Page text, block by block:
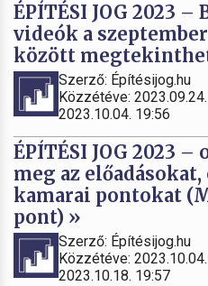
ÉPÍTÉSI JOG 2023 –
videók a
között
Szerző: Építésijog.hu
Közzétéve:
2023.10.04. 19:56
ÉPÍTÉSI JOG 2023
meg az előadásokat,
kamarai pontokat
pont) »
Szerző: Építésijog.hu
Közzétéve:
2023.10.18. 19:57